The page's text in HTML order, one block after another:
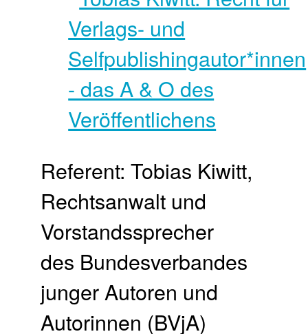
Referent: Tobias Kiwitt,
Rechtsanwalt und
Vorstandssprecher
des Bundesverbandes
junger Autoren und
Autorinnen (BVjA)